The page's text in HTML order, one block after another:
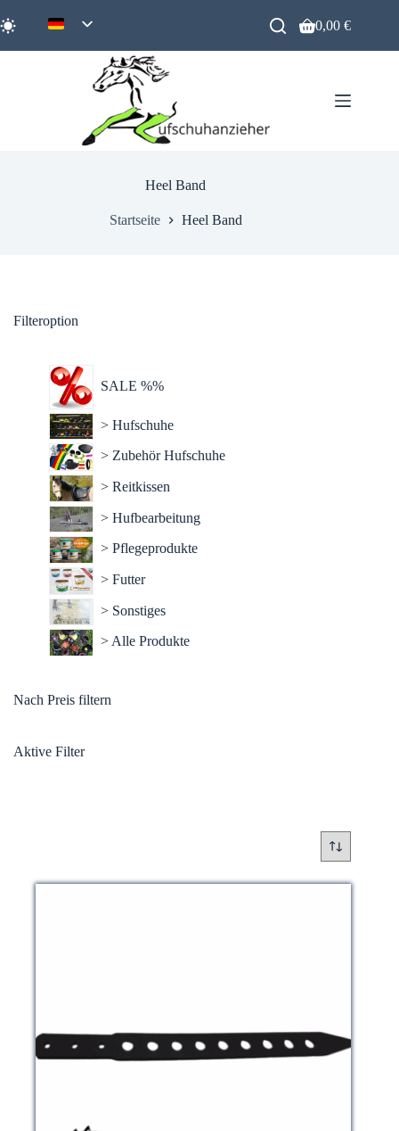
Inhalt
springen
Warenkorb
0,00€
Heel Band
Startseite Heel Band
Filteroption
SALE %%
> Hufschuhe
> Zubehör Hufschuhe
> Reitkissen
> Hufbearbeitung
> Pflegeprodukte
> Futter
> Sonstiges
> Alle Produkte
Nach Preis filtern
Aktive Filter